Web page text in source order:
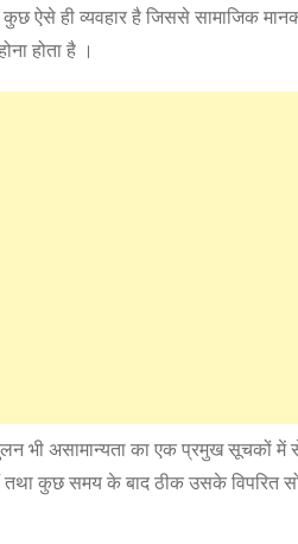
कुछ ऐसे ही व्यवहार है जिससे सामाजिक
होता है ।
भी असामान्यता का एक प्रमुख सूचकों में से
तथा कुछ समय के बाद ठीक उसके